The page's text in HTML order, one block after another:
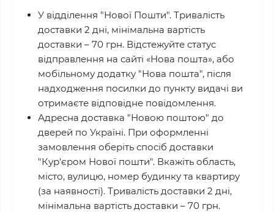
У відділення "Нової Пошти". Тривалість
доставки 2 дні, мінімальна вартість
доставки – 70 грн. Відстежуйте статус
відправлення на сайті «Нова пошта», або
мобільному додатку "Нова пошта", після
надходження посилки до пункту видачі ви
отримаєте відповідне повідомлення.
Адресна доставка "Новою поштою" до
дверей по Україні. При оформленні
замовлення оберіть спосіб доставки
"Кур'єром Нової пошти". Вкажіть область,
місто, вулицю, номер будинку та квартиру
(за наявності). Тривалість доставки 2 дні,
мінімальна вартість доставки – 70 грн.